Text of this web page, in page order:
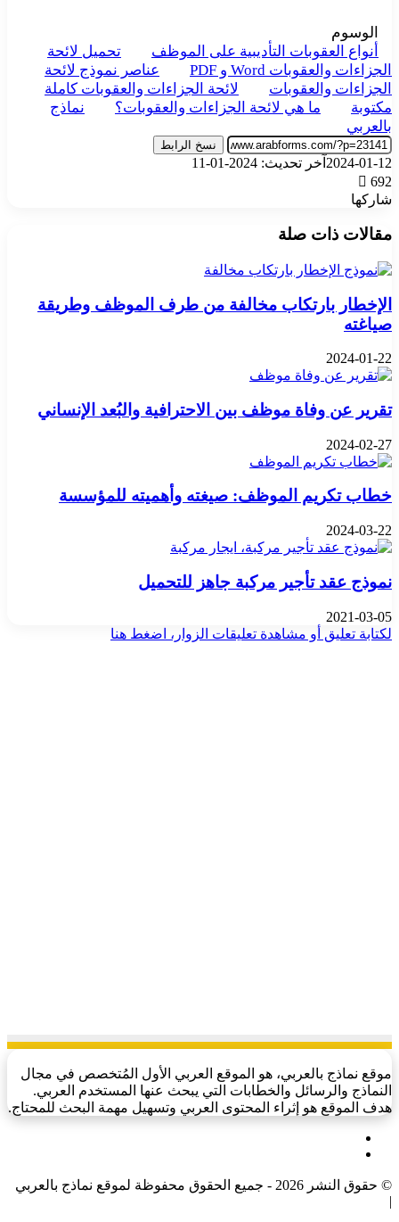
الوسوم
أنواع العقوبات التأديبية على الموظف
تحميل لائحة
الجزاءات والعقوبات Word و PDF
عناصر نموذج لائحة
الجزاءات والعقوبات
لائحة الجزاءات والعقوبات كاملة
مكتوبة
ما هي لائحة الجزاءات والعقوبات؟
نماذج
بالعربي
نسخ الرابط
2024-01-12 آخر تحديث: 2024-01-11
692
شاركها
مقالات ذات صلة
الإخطار بارتكاب مخالفة من طرف الموظف وطريقة
صياغته
2024-01-22
تقرير عن وفاة موظف بين الاحترافية والبُعد الإنساني
2024-02-27
خطاب تكريم الموظف: صيغته وأهميته للمؤسسة
2024-03-22
نموذج عقد تأجير مركبة جاهز للتحميل
2021-03-05
لكتابة تعليق أو مشاهدة تعليقات الزوار، اضغط هنا
موقع نماذج بالعربي، هو الموقع العربي الأول المُتخصص في مجال
النماذج والرسائل والخطابات التي يبحث عنها المستخدم العربي.
هدف الموقع هو إثراء المحتوى العربي وتسهيل مهمة البحث للمحتاج.
© حقوق النشر 2026 - جميع الحقوق محفوظة لموقع نماذج بالعربي
|